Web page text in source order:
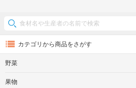
カテゴリから商品をさがす
野菜
果物